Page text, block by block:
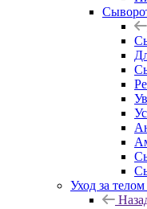
Уход за телом